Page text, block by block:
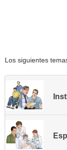
Los siguientes